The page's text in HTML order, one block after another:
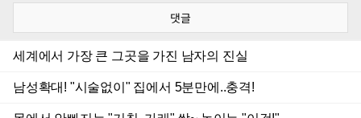
댓글